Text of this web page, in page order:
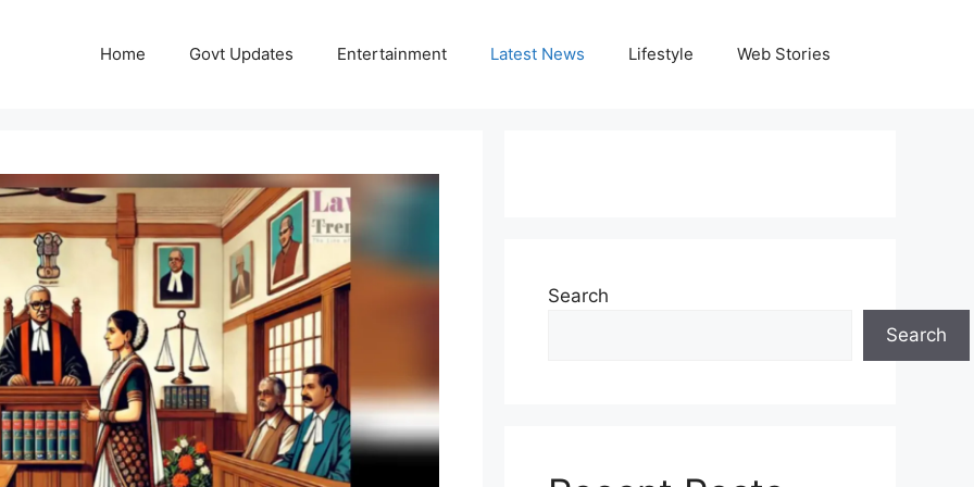
Home Govt Updates Entertainment Latest News Lifestyle Web Stories
Search
Search